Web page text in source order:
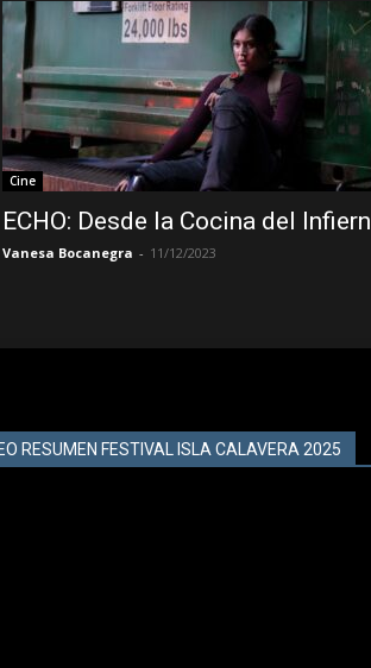
Cine
ECHO: Desde la Cocina del
Vanesa Bocanegra - 11/12/2023
RESUMEN FESTIVAL ISLA CALAVERA 2025